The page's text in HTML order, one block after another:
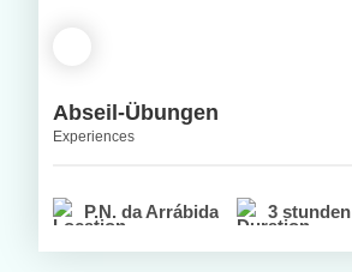
Abseil-Übungen
Experiences
P.N. da Arrábida 3 stunden